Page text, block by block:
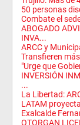
50 personas
Combate el
ABOGADO
INVA...
ARCC y
Transfieren
"Urge que
INVERSIÓN
...
La Libertad:
LATAM
Exalcalde
OTORGAN